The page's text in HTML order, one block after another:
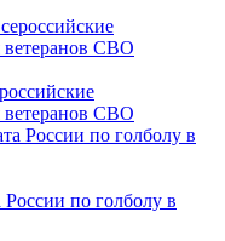
ветеранов СВО
по голболу в